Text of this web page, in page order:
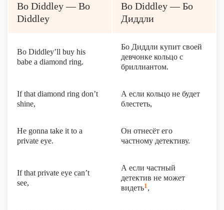
Bo Diddley — Bo
Diddley
Bo Diddley — Бо
Диддли
Bo Diddley’ll buy his
babe a diamond ring.
Бо Диддли купит своей
девчонке кольцо с
бриллиантом.
If that diamond ring don’t
shine,
А если кольцо не будет
блестеть,
He gonna take it to a
private eye.
Он отнесёт его
частному детективу.
If that private eye can’t
see,
А если частный
детектив не может
видеть1,